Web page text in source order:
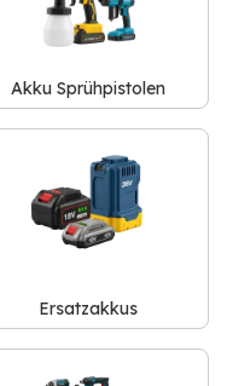
Akku Sprühpistolen
Ersatzakkus